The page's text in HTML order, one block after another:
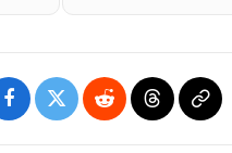
Facebook
X
RedditThreads